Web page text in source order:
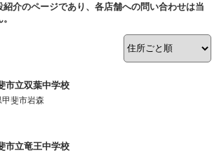
介のページであり、各店舗への問い合わせは当
市立双葉中学校
甲斐市岩森
市立竜王中学校